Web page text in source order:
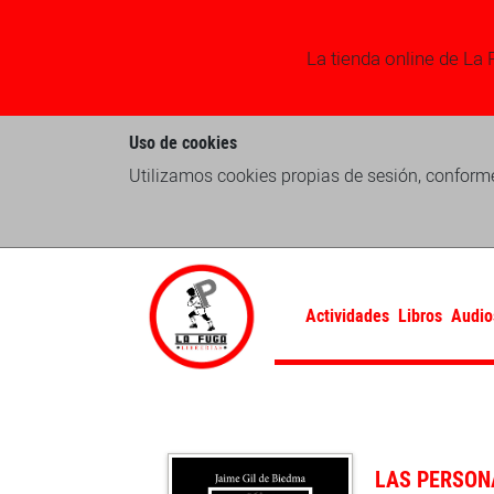
La tienda online de La
Uso de cookies
Utilizamos cookies propias de sesión,
Actividades Libros
LAS